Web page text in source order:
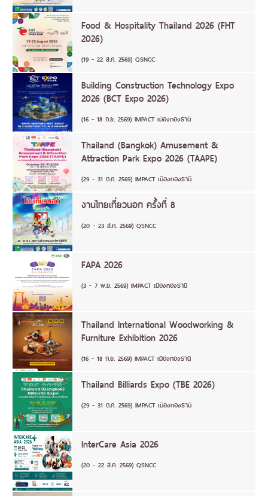
Food & Hospitality Thailand 2026 (FHT
2026)
(19 - 22 ส.ค. 2569) QSNCC
Building Construction Technology Expo
2026 (BCT Expo 2026)
(16 - 18 ก.ย. 2569) IMPACT เมืองทองธานี
Thailand (Bangkok) Amusement &
Attraction Park Expo 2026 (TAAPE)
(29 - 31 ต.ค. 2569) IMPACT เมืองทองธานี
งานไทยเที่ยวนอก ครั้งที่ 8
(20 - 23 ส.ค. 2569) QSNCC
FAPA 2026
(3 - 7 พ.ย. 2569) IMPACT เมืองทองธานี
Thailand International Woodworking &
Furniture Exhibition 2026
(16 - 18 ก.ย. 2569) IMPACT เมืองทองธานี
Thailand Billiards Expo (TBE 2026)
(29 - 31 ต.ค. 2569) IMPACT เมืองทองธานี
InterCare Asia 2026
(20 - 22 ส.ค. 2569) QSNCC